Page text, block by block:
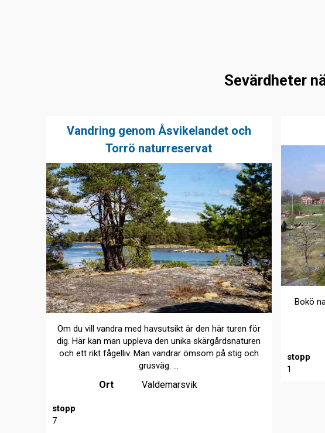
Sevärdheter
Vandring genom Åsvikelandet och
Torrö naturreservat
Om du vill vandra med havsutsikt är den här turen för
dig. Här kan man uppleva den unika skärgårdsnaturen
och ett rikt fågelliv. Man vandrar ömsom på stig och
grusväg. ...
Ort Valdemarsvik
stopp
7
Bokö
stopp
1